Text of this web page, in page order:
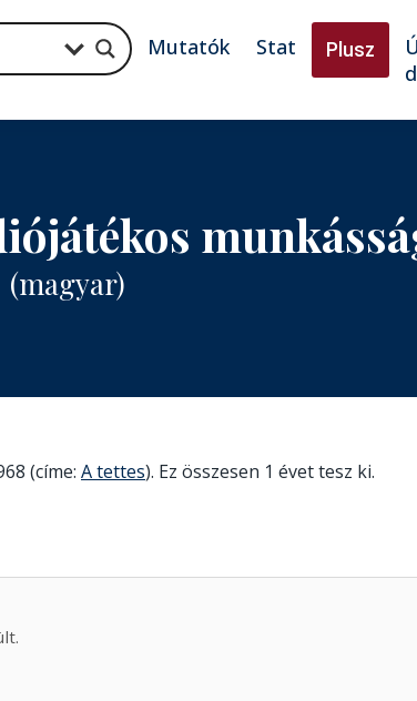
Mutatók Stat Plusz
(magyar)
(címe: A tettes). Ez összesen 1 évet tesz ki.